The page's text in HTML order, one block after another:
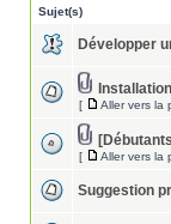
Sujet(s)
Développer
[ Aller vers la
[ Aller vers la
Suggestion